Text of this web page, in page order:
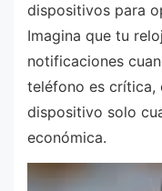
dispositivos para
Imagina que tu
notificaciones
teléfono es crítica,
dispositivo solo
económica.